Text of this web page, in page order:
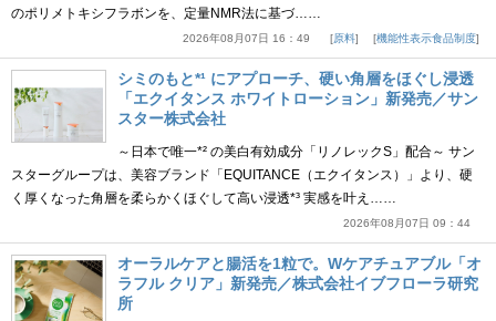
のポリメトキシフラボンを、定量NMR法に基づ……
2026年08月07日 16：49 原料 機能性表示食品制度
シミのもと*¹ にアプローチ、硬い角層をほぐし浸透
「エクイタンス ホワイトローション」新発売／サン
スター株式会社
～日本で唯一*² の美白有効成分「リノレックS」配合～ サン
スターグループは、美容ブランド「EQUITANCE（エクイタンス）」より、硬
く厚くなった角層を柔らかくほぐして高い浸透*³ 実感を叶え……
2026年08月07日 09：44
オーラルケアと腸活を1粒で。Wケアチュアブル「オ
ラフル クリア」新発売／株式会社イブフローラ研究
所